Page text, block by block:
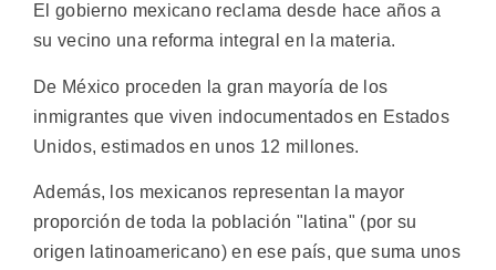
El gobierno mexicano reclama desde hace años a
su vecino una reforma integral en la materia.
De México proceden la gran mayoría de los
inmigrantes que viven indocumentados en Estados
Unidos, estimados en unos 12 millones.
Además, los mexicanos representan la mayor
proporción de toda la población "latina" (por su
origen latinoamericano) en ese país, que suma unos